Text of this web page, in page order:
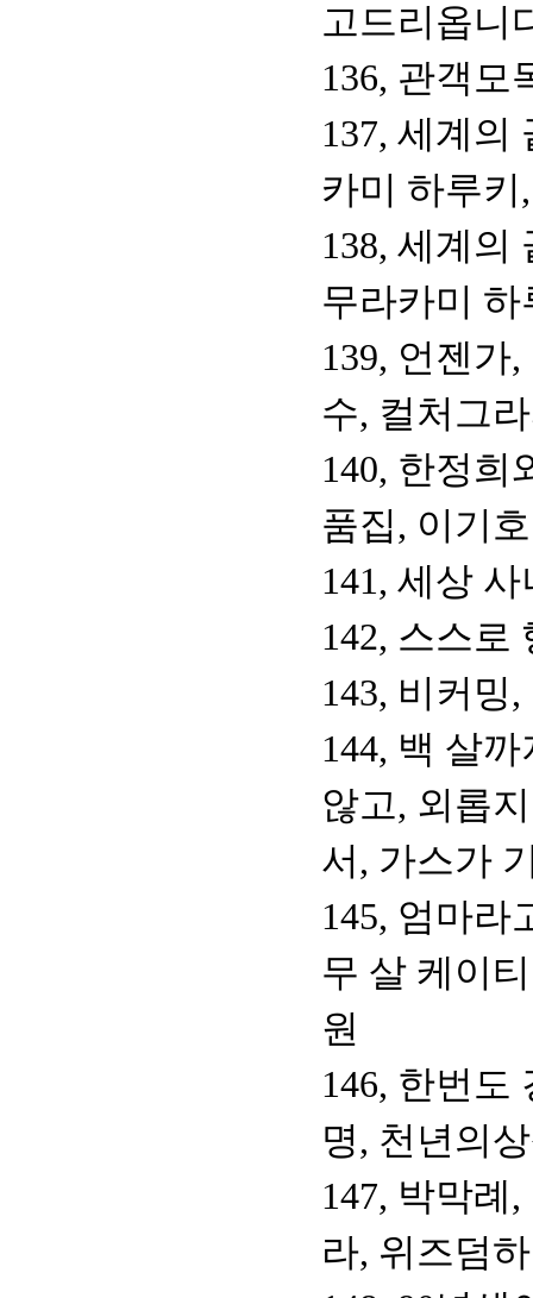
고드리옵니
136, 관객모
137, 세계의
카미 하루키
138, 세계의
무라카미
139, 언젠가
수, 컬처그
140, 한정희
품집, 이기
141, 세상
142, 스스로
143, 비커밍
144, 백 살
않고, 외롭
서, 가스가
145, 엄마라
무 살 케이
원
146, 한번도
명, 천년의
147, 박막례
라, 위즈덤